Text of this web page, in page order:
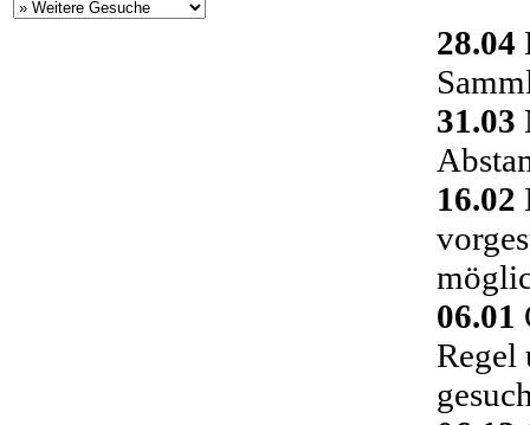
28.04
31.03
16.02
06.01
Regel